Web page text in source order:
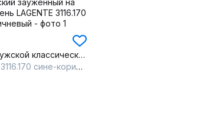
Пиджак мужской классический зауженный на каждый день
3116.170 сине-коричневый